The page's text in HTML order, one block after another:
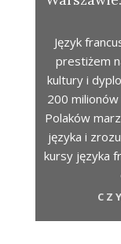
Język
prestiżem
kultury i
200 milionów
Polaków
języka i
kursy języka